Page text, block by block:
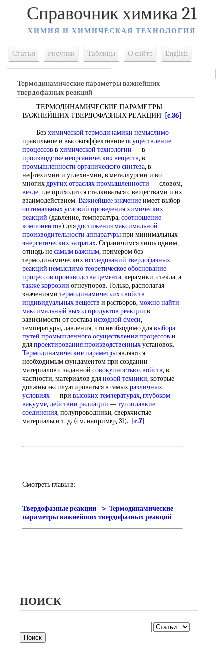
Справочник химика 21
ХИМИЯ И ХИМИЧЕСКАЯ ТЕХНОЛОГИЯ
Статьи Рисунки Таблицы О сайте English
Термодинамические параметры важнейших
твердофазных реакций
ТЕРМОДИНАМИЧЕСКИЕ ПАРАМЕТРЫ
ВАЖНЕЙШИХ ТВЕРДОФАЗНЫХ РЕАКЦИИ [c.36]
Без химической термодинамики немыслимо
правильное и высокоэффективноеосуществление
процессов в химической технологии — в
производстве неорганических веществ, в
промышленности органического синтеза, в
нефтехимии и углехи-мии, в металлургии и во
многихдругих отраслях промышленности — словом,
везде, где приходится сталкиваться с веществами и их
взаимодействием. Важнейшее значениеимеет выбор
оптимальных условий проведения химических
реакций (давление, температура,соотношение
компонентов) длядостижения максимальной
производительности аппаратурыпри минимальных
энергетических затратах. Ограничимся лишь одним,
отнюдь несамым важным, примером без
термодинамическихисследований твердофазных
реакций немыслимотеоретическое обоснование
процессов производства цемента, керамики, стекла, а
также коррозии огнеупоров. Только, располагая
значениями термодинамических свойств
индивидуальных веществ и растворов,можно найти
максимальный выход продуктов реакции в
зависимости от составаисходной смеси,
температуры, давления, что необходимо длявыбора
путей промышленного осуществления процессов и
дляпроектирования производственныхустановок.
Термодинамические параметрыявляются
необходимым фундаментом при создании
материалов с заданной совокупностью свойств, в
частности, материалов дляновой техники, которые
должны эксплуатироваться в самыхразличных
условиях— при высоких температурах,глубоком
вакууме,действии радиации —тугоплавкие
соединения, полупроводники, сверхчистые
материалы и т. д. (см. например, 31).
[c.7]
Смотреть главы в:
Твердофазные реакции -> Термодинамические
параметры важнейших твердофазных реакций
ПОИСК